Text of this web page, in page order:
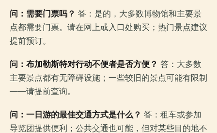
问：需要门票吗？ 答：是的，大多数博物馆和主要景
点都需要门票。请在网上或入口处购买；热门景点建议
提前预订。
问：布加勒斯特对行动不便者是否方便？ 答：大多数
主要景点都有无障碍设施；一些较旧的景点可能有限制
——请提前查询。
问：一日游的最佳交通方式是什么？ 答：租车或参加
导览团提供便利；公共交通也可能，但对某些目的地不